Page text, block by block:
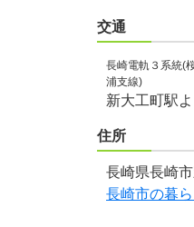
交通
長崎電軌３系統(
浦支線)
新大工町駅
住所
長崎県長崎
長崎市の暮